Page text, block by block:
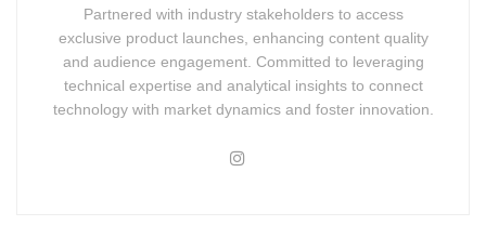
Partnered with industry stakeholders to access
exclusive product launches, enhancing content quality
and audience engagement. Committed to leveraging
technical expertise and analytical insights to connect
technology with market dynamics and foster innovation.